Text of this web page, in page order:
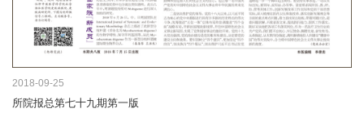
2018-09-25
所院报总第七十九期第一版